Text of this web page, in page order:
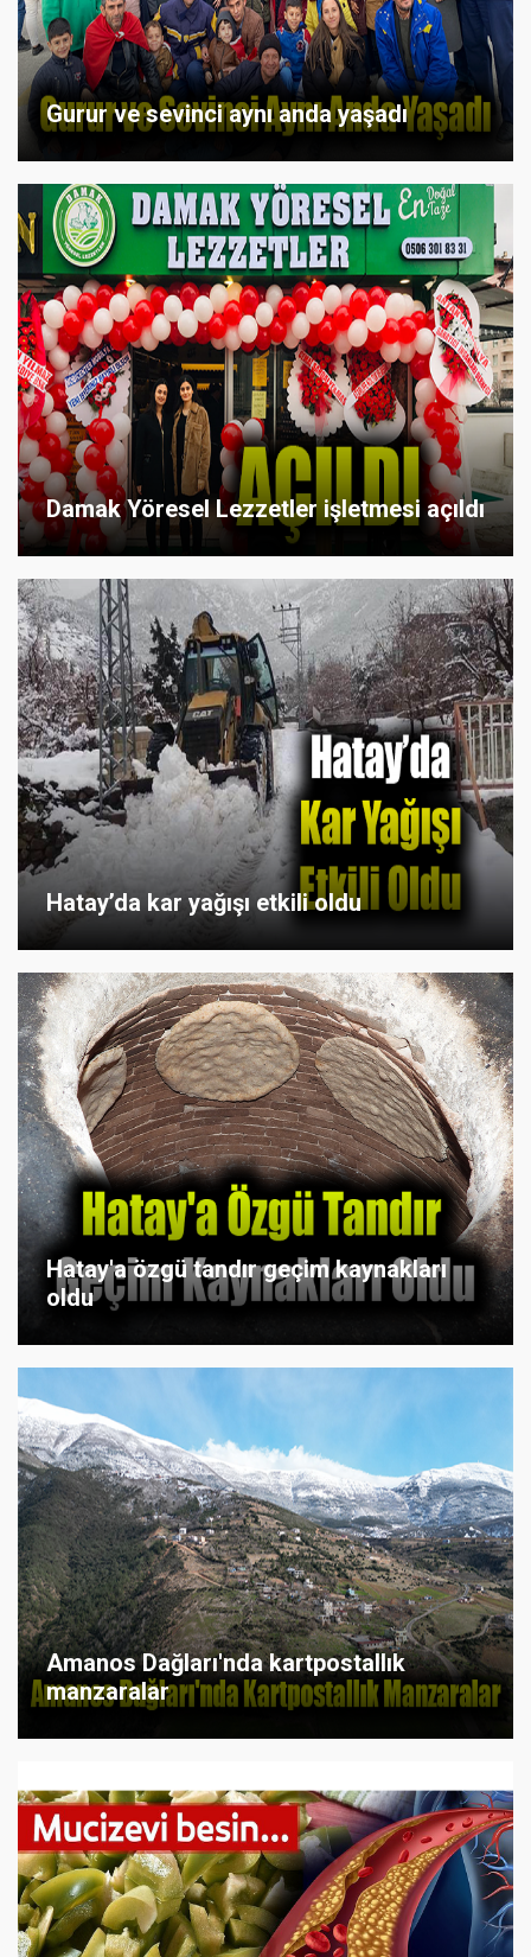
Gurur ve sevinci aynı anda yaşadı
Damak Yöresel Lezzetler işletmesi açıldı
Hatay’da kar yağışı etkili oldu
Hatay'a özgü tandır geçim kaynakları
oldu
Amanos Dağları'nda kartpostallık
manzaralar